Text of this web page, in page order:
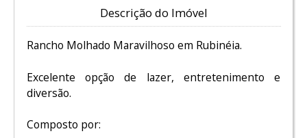
Descrição do Imóvel
Rancho Molhado Maravilhoso em Rubinéia.
Excelente opção de lazer, entretenimento e
diversão.
Composto por: